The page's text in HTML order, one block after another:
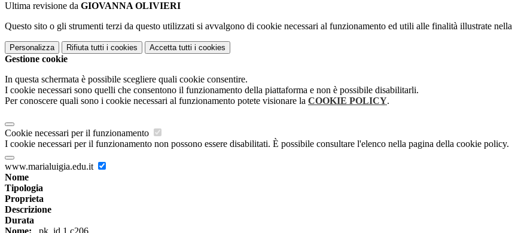
Ultima revisione da GIOVANNA OLIVIERI
Questo sito o gli strumenti terzi da questo utilizzati si avvalgono di cookie necessari al funzionamento ed utili alle finalità illustrate nella
Personalizza Rifiuta tutti i cookies Accetta tutti i cookies
Gestione cookie
In questa schermata è possibile scegliere quali cookie consentire.
I cookie necessari sono quelli che consentono il funzionamento della piattaforma e non è possibile disabilitarli.
Per conoscere quali sono i cookie necessari al funzionamento potete visionare la COOKIE POLICY.
Cookie necessari per il funzionamento
I cookie necessari per il funzionamento non possono essere disabilitati. È possibile consultare l'elenco nella pagina della cookie policy.
www.marialuigia.edu.it
Nome
Tipologia
Proprieta
Descrizione
Durata